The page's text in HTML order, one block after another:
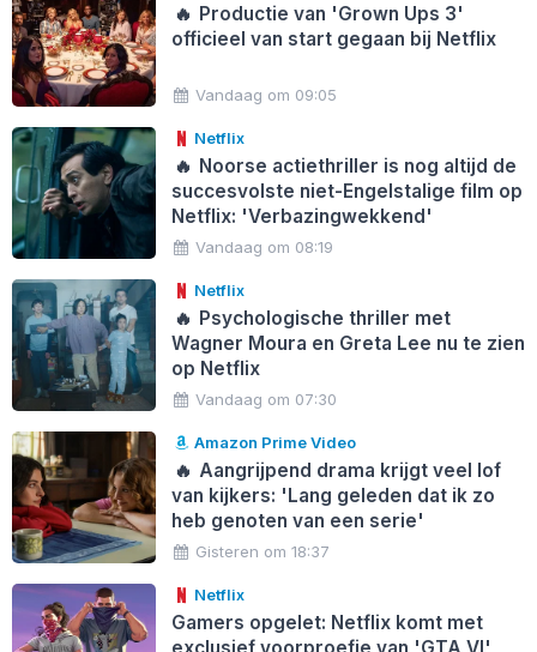
🔥 Productie van 'Grown Ups 3'
officieel van start gegaan bij Netflix
Vandaag om 09:05
Netflix
🔥 Noorse actiethriller is nog altijd de
succesvolste niet-Engelstalige film op
Netflix: 'Verbazingwekkend'
Vandaag om 08:19
Netflix
🔥 Psychologische thriller met
Wagner Moura en Greta Lee nu te zien
op Netflix
Vandaag om 07:30
Amazon Prime Video
🔥 Aangrijpend drama krijgt veel lof
van kijkers: 'Lang geleden dat ik zo
heb genoten van een serie'
Gisteren om 18:37
Netflix
Gamers opgelet: Netflix komt met